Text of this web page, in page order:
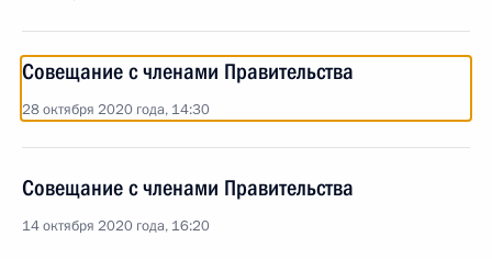
Совещание с членами Правительства
28 октября 2020 года, 14:30
Совещание с членами Правительства
14 октября 2020 года, 16:20